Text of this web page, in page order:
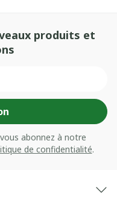
produits et
abonnez à notre
de confidentialité.